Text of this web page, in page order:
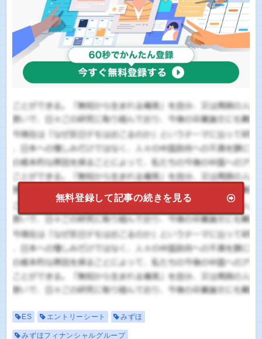
無料登録して記事の続きを見る
ES エントリーシート みずほ
みずほフィナンシャルグループ